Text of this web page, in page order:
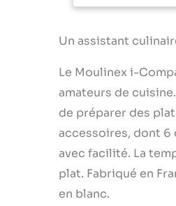
Un assistant
Le Moulinex i-
amateurs de
de préparer des
accessoires, dont 6
avec facilité. La
plat. Fabriqué en
en blanc.